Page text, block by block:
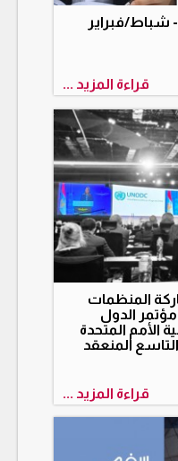
شباط/فبراير
قراءة المزيد ...
المنظمات
الدول
الأمم المتحدة
المنعقد
قراءة المزيد ...